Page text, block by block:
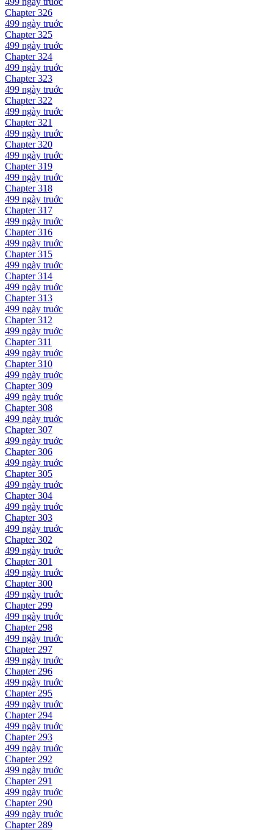
Chapter326
499 ngày truớc
Chapter325
499 ngày truớc
Chapter324
499 ngày truớc
Chapter323
499 ngày truớc
Chapter322
499 ngày truớc
Chapter321
499 ngày truớc
Chapter320
499 ngày truớc
Chapter319
499 ngày truớc
Chapter318
499 ngày truớc
Chapter317
499 ngày truớc
Chapter316
499 ngày truớc
Chapter315
499 ngày truớc
Chapter314
499 ngày truớc
Chapter313
499 ngày truớc
Chapter312
499 ngày truớc
Chapter311
499 ngày truớc
Chapter310
499 ngày truớc
Chapter309
499 ngày truớc
Chapter308
499 ngày truớc
Chapter307
499 ngày truớc
Chapter306
499 ngày truớc
Chapter305
499 ngày truớc
Chapter304
499 ngày truớc
Chapter303
499 ngày truớc
Chapter302
499 ngày truớc
Chapter301
499 ngày truớc
Chapter300
499 ngày truớc
Chapter299
499 ngày truớc
Chapter298
499 ngày truớc
Chapter297
499 ngày truớc
Chapter296
499 ngày truớc
Chapter295
499 ngày truớc
Chapter294
499 ngày truớc
Chapter293
499 ngày truớc
Chapter292
499 ngày truớc
Chapter291
499 ngày truớc
Chapter290
499 ngày truớc
Chapter289